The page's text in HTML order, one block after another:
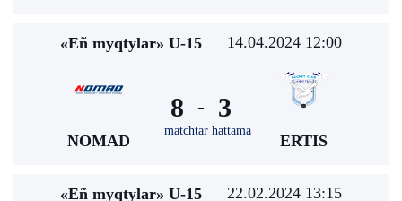
«Eñ myqtylar» U-15 14.04.2024 12:00
NOMAD
8 -
matchtar hattama
3
ERTIS
«Eñ myqtylar» U-15 22.02.2024 13:15